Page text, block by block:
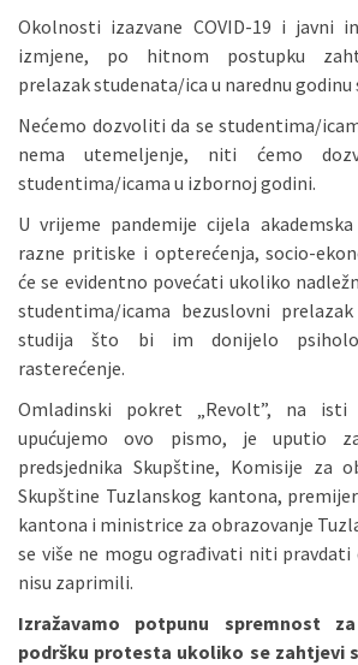
Okolnosti izazvane COVID-19 i javni
izmjene, po hitnom postupku
prelazak studenata/ica u narednu godinu
Nećemo dozvoliti da se studentima/
nema utemeljenje, niti ćemo
studentima/icama u izbornoj godini.
U vrijeme pandemije cijela
razne pritiske i opterećenja, socio-
će se evidentno povećati ukoliko
studentima/icama bezuslovni
studija što bi im donijelo
rasterećenje.
Omladinski pokret „Revolt”, na
upućujemo ovo pismo, je uputio
predsjednika Skupštine, Komisije za
Skupštine Tuzlanskog kantona,
kantona i ministrice za obrazovanje
se više ne mogu ograđivati niti pravdati
nisu zaprimili.
Izražavamo potpunu spremnost
podršku protesta ukoliko se zahtjevi